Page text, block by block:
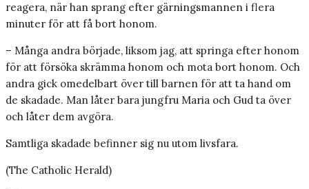
reagera, när han sprang efter gärningsmannen i flera
minuter för att få bort honom.
– Många andra började, liksom jag, att springa efter honom
för att försöka skrämma honom och mota bort honom. Och
andra gick omedelbart över till barnen för att ta hand om
de skadade. Man låter bara jungfru Maria och Gud ta över
och låter dem avgöra.
Samtliga skadade befinner sig nu utom livsfara.
(The Catholic Herald)